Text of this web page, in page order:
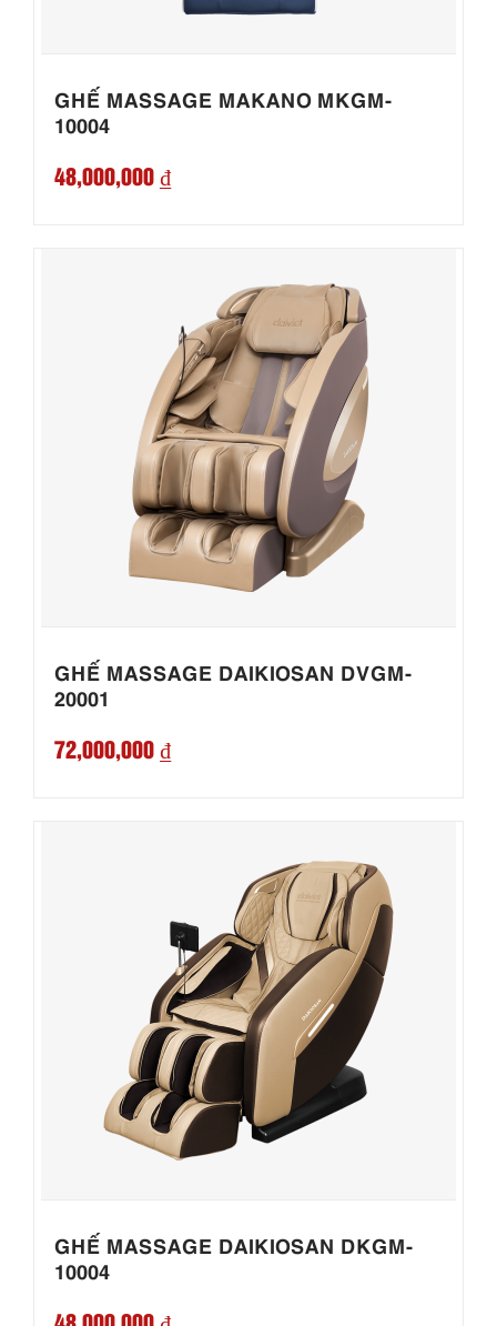
GHẾ MASSAGE MAKANO MKGM-
10004
48,000,000 ₫
GHẾ MASSAGE DAIKIOSAN DVGM-
20001
72,000,000 ₫
GHẾ MASSAGE DAIKIOSAN DKGM-
10004